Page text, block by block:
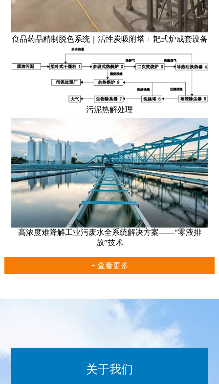
食品药品精制脱色系统｜活性炭吸附塔 + 耙式炉成套设备
污泥热解处理
高浓度难降解工业污废水全系统解决方案——“零液排
放”技术
+ 查看更多
关于我们